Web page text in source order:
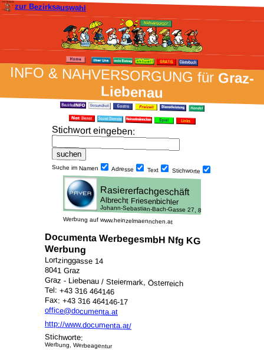
zur Bezirksauswahl
INFO & NAH­VER­SORG­UNG fürGraz-
Liebenau
Stich­wort ein­geben:
Suche im Namen Adresse Text Stich­worte
Werbung auf www.heinzelmaennchen.at
Documenta WerbegesmbH Nfg KG
Werbung
Lortzinggasse 14
8041 Graz
Graz - Liebenau / Steiermark, Österreich
Tel: +43 316 464146
Fax: +43 316 464146-17
office@documenta.at
http://www.documenta.at/
Stichworte:
Werbung, Werbeagentur